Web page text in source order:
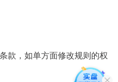
款，如单方面修改规则的权